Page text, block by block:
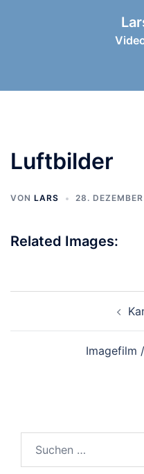
Luftbilder
VON LARS 28.
Related Images:
Imagefilm